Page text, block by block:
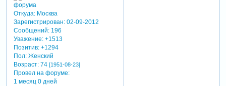
Откуда:Москва
Зарегистрирован: 02-09-2012
Сообщений:196
Уважение: +1513
Позитив: +1294
Пол:Женский
Возраст:74 [1951-08-23]
Провел на форуме:
1 месяц 0 дней